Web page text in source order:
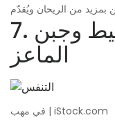
7. سوفليه القرنبيط وجبن
الماعز
في مهب | iStock.com